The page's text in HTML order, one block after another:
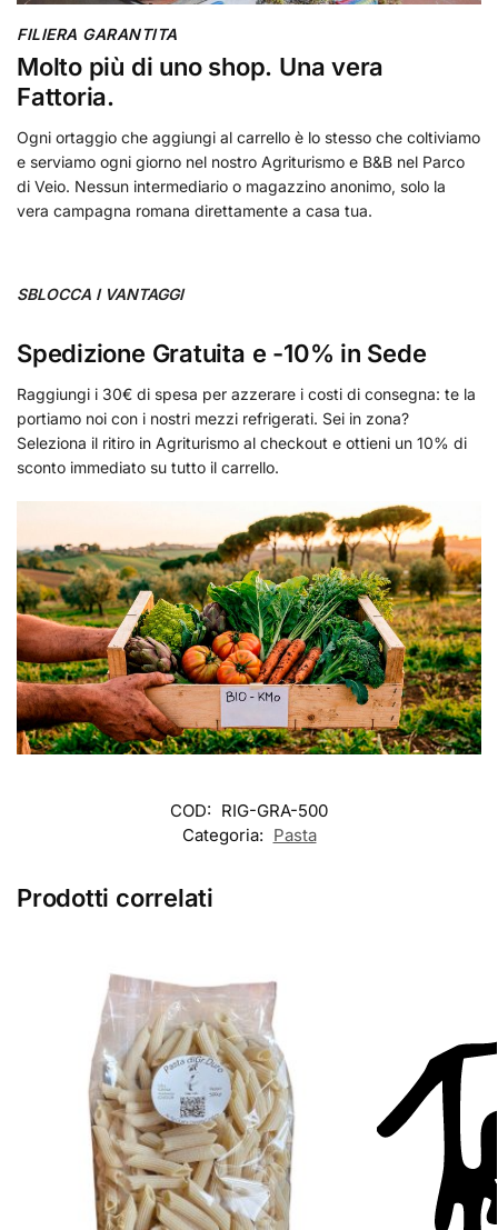
FILIERA GARANTITA
Molto più di uno shop. Una vera
Fattoria.
Ogni ortaggio che aggiungi al carrello è lo stesso che coltiviamo
e serviamo ogni giorno nel nostro Agriturismo e B&B nel Parco
di Veio. Nessun intermediario o magazzino anonimo, solo la
vera campagna romana direttamente a casa tua.
SBLOCCA I VANTAGGI
Spedizione Gratuita e -10% in Sede
Raggiungi i 30€ di spesa per azzerare i costi di consegna: te la
portiamo noi con i nostri mezzi refrigerati. Sei in zona?
Seleziona il ritiro in Agriturismo al checkout e ottieni un 10% di
sconto immediato su tutto il carrello.
COD: RIG-GRA-500
Categoria: Pasta
Prodotti correlati